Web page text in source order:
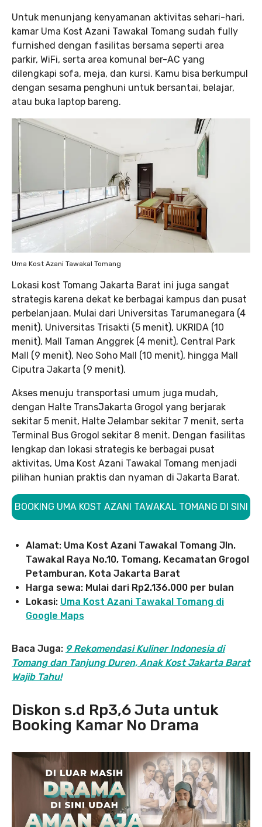
Untuk menunjang kenyamanan aktivitas sehari-hari,
kamar Uma Kost Azani Tawakal Tomang sudah fully
furnished dengan fasilitas bersama seperti area
parkir, WiFi, serta area komunal ber-AC yang
dilengkapi sofa, meja, dan kursi. Kamu bisa berkumpul
dengan sesama penghuni untuk bersantai, belajar,
atau buka laptop bareng.
Uma Kost Azani Tawakal Tomang
Lokasi kost Tomang Jakarta Barat ini juga sangat
strategis karena dekat ke berbagai kampus dan pusat
perbelanjaan. Mulai dari Universitas Tarumanegara (4
menit), Universitas Trisakti (5 menit), UKRIDA (10
menit), Mall Taman Anggrek (4 menit), Central Park
Mall (9 menit), Neo Soho Mall (10 menit), hingga Mall
Ciputra Jakarta (9 menit).
Akses menuju transportasi umum juga mudah,
dengan Halte TransJakarta Grogol yang berjarak
sekitar 5 menit, Halte Jelambar sekitar 7 menit, serta
Terminal Bus Grogol sekitar 8 menit. Dengan fasilitas
lengkap dan lokasi strategis ke berbagai pusat
aktivitas, Uma Kost Azani Tawakal Tomang menjadi
pilihan hunian praktis dan nyaman di Jakarta Barat.
BOOKING UMA KOST AZANI TAWAKAL TOMANG DI SINI
Alamat: Uma Kost Azani Tawakal Tomang Jln.
Tawakal Raya No.10, Tomang, Kecamatan Grogol
Petamburan, Kota Jakarta Barat
Harga sewa: Mulai dari Rp2.136.000 per bulan
Lokasi: Uma Kost Azani Tawakal Tomang di
Google Maps
Baca Juga: 9 Rekomendasi Kuliner Indonesia di
Tomang dan Tanjung Duren, Anak Kost Jakarta Barat
Wajib Tahu!
Diskon s.d Rp3,6 Juta untuk
Booking Kamar No Drama